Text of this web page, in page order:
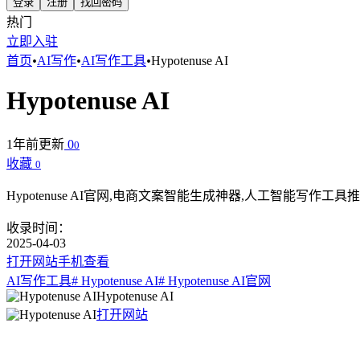
热门
立即入驻
首页•AI写作•AI写作工具•Hypotenuse AI
Hypotenuse AI
1年前更新 00
收藏 0
Hypotenuse AI官网,电商文案智能生成神器,人工智能写作工具
收录时间：
2025-04-03
打开网站手机查看
AI写作工具# Hypotenuse AI# Hypotenuse AI官网
Hypotenuse AI
打开网站